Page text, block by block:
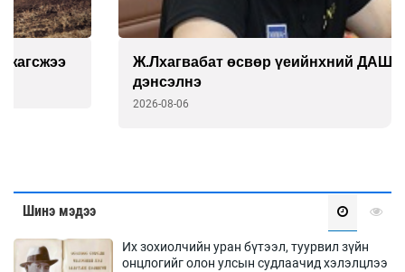
Ж.Лхагвабат өсвөр үеийнхний ДАШТ-ийг
Шинэ мэдээ
Их зохиолчийн уран бүтээл, туурвил зүйн
онцлогийг олон улсын судлаачид хэлэлцлээ